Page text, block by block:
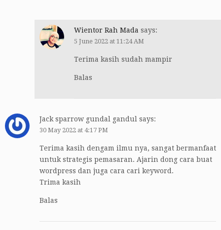
Wientor Rah Mada says:
5 June 2022 at 11:24 AM
Terima kasih sudah mampir
Balas
Jack sparrow gundal gandul says:
30 May 2022 at 4:17 PM
Terima kasih dengam ilmu nya, sangat bermanfaat
untuk strategis pemasaran. Ajarin dong cara buat
wordpress dan juga cara cari keyword.
Trima kasih
Balas